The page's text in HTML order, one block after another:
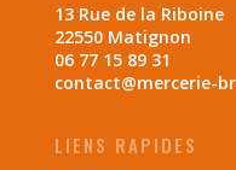
13 Rue de la Riboine
22550 Matignon
06 77 15 89 31
contact@mercerie-
LIENS RAPIDES